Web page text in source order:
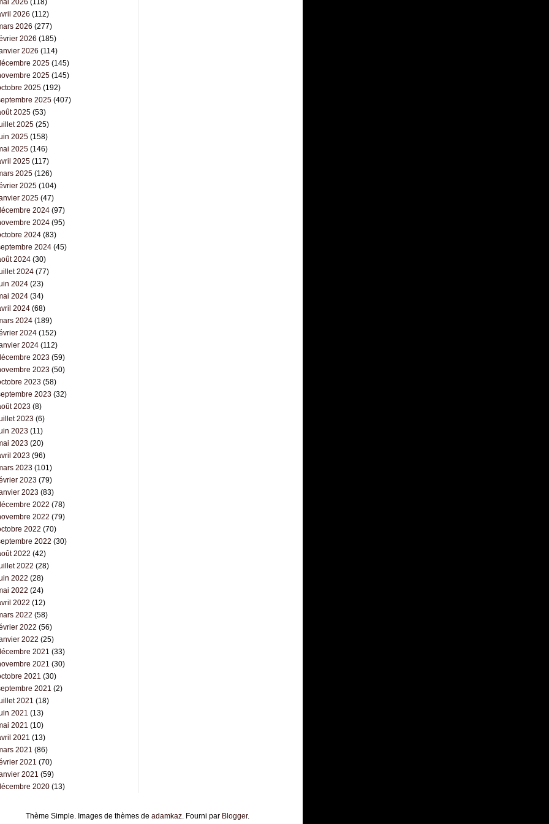
2026 (118)
2026 (112)
2026 (277)
2026 (185)
2026 (114)
2025(145)
2025(145)
2025(192)
2025(407)
2025(53)
2025(25)
2025(158)
2025(146)
2025(117)
2025(126)
2025(104)
2025(47)
2024(97)
2024(95)
2024(83)
2024(45)
2024(30)
2024(77)
2024(23)
2024(34)
2024(68)
2024(189)
2024(152)
2024(112)
2023(59)
2023(50)
2023(58)
2023(32)
2023(8)
2023(6)
2023(11)
2023(20)
2023(96)
2023(101)
2023(79)
2023(83)
2022 (78)
2022 (79)
2022 (70)
2022 (30)
2022 (42)
2022 (28)
2022 (28)
2022 (24)
2022 (12)
2022 (58)
2022 (56)
2022 (25)
2021 (33)
2021 (30)
2021 (30)
2021 (2)
2021 (18)
2021 (13)
2021 (10)
2021 (13)
2021 (86)
2021 (70)
2021 (59)
2020(13)
Thème Simple. Images de thèmes de adamkaz. Fourni par Blogger.